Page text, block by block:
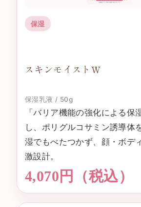
保湿
スキンモイストW
保湿乳液 / 50g
「バリア機能の強化による保
し、ポリグルコサミン誘導体
湿でもべたつかず、顔・ボデ
激設計。
4,070円（税込）